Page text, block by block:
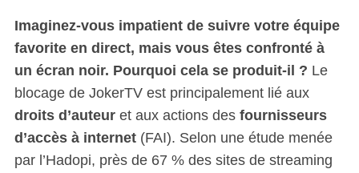
Imaginez-vous impatient de suivre votre équipe
favorite en direct, mais vous êtes confronté à
un écran noir. Pourquoi cela se produit-il ? Le
blocage de JokerTV est principalement lié aux
droits d’auteuret aux actions des fournisseurs
d’accès à internet(FAI). Selon une étude menée
par l’Hadopi, près de 67 % des sites de streaming